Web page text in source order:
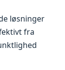
løsninger
fra